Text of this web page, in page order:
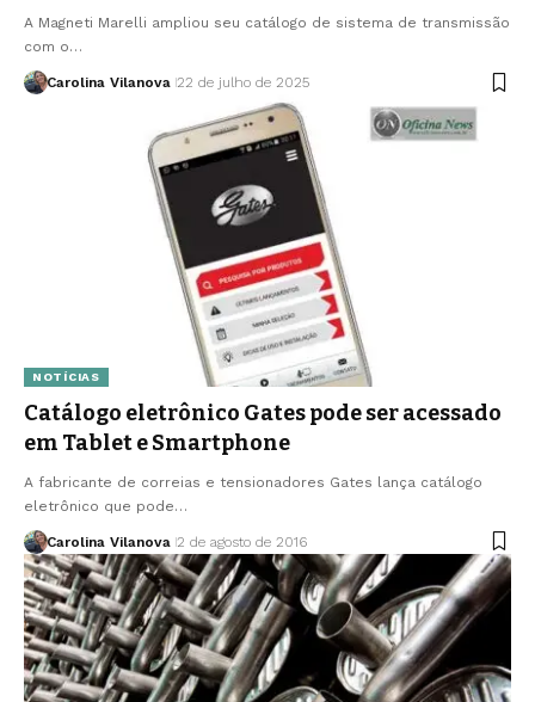
A Magneti Marelli ampliou seu catálogo de sistema de transmissão
com o…
Carolina Vilanova 22 de julho de 2025
NOTÍCIAS
Catálogo eletrônico Gates pode ser acessado
em Tablet e Smartphone
A fabricante de correias e tensionadores Gates lança catálogo
eletrônico que pode…
Carolina Vilanova 2 de agosto de 2016